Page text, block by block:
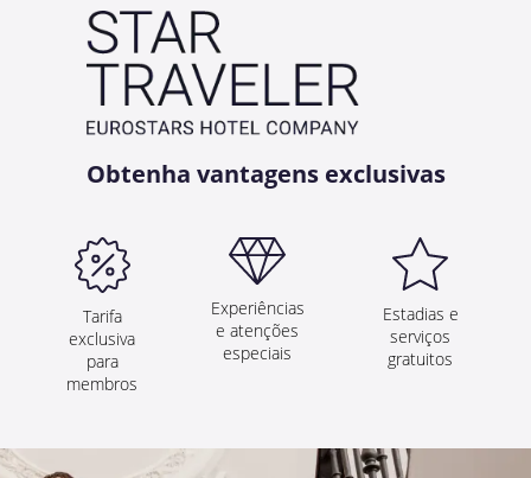
Obtenha vantagens exclusivas
Tarifa
exclusiva
para
membros
Experiências
e atenções
especiais
Estadias e
serviços
gratuitos